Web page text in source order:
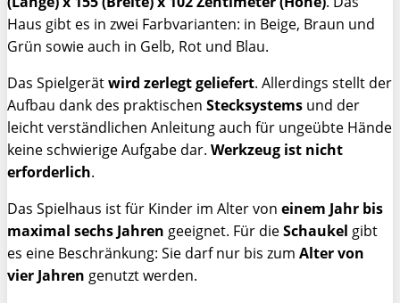
Haus gibt es in zwei Farbvarianten: in Beige, Braun und
Grün sowie auch in Gelb, Rot und Blau.
Das Spielgerätwird zerlegt geliefert. Allerdings stellt der
Aufbau dank des praktischen Stecksystems und der
leicht verständlichen Anleitung auch für ungeübte Hände
keine schwierige Aufgabe dar. Werkzeug ist nicht
erforderlich.
Das Spielhaus ist für Kinder im Alter von einem Jahr bis
maximal sechs Jahren geeignet. Für dieSchaukel gibt
es eine Beschränkung: Sie darf nur bis zum Alter von
vier Jahren genutzt werden.